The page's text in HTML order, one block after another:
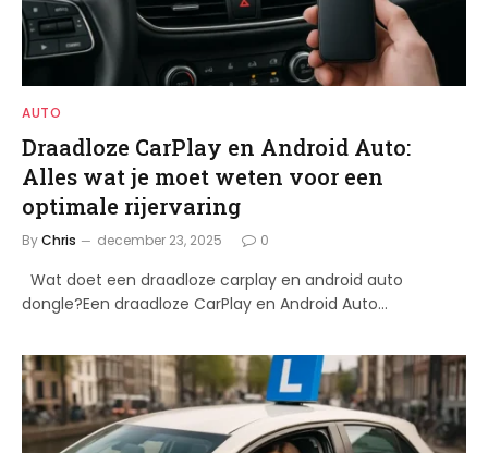
AUTO
Draadloze CarPlay en Android Auto:
Alles wat je moet weten voor een
optimale rijervaring
ByChris december 23, 2025 0
Wat doet een draadloze carplay en android auto
dongle?Een draadloze CarPlay en Android Auto…